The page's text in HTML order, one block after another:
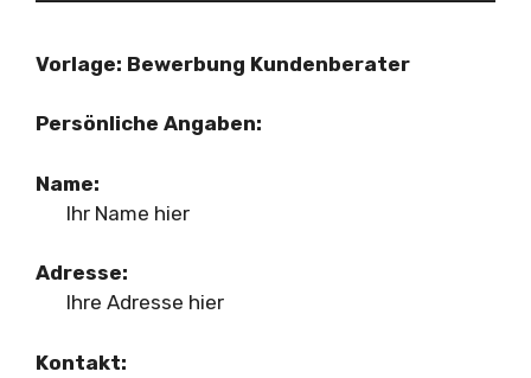
Vorlage: Bewerbung Kundenberater
Persönliche Angaben:
Name:
Ihr Name hier
Adresse:
Ihre Adresse hier
Kontakt: